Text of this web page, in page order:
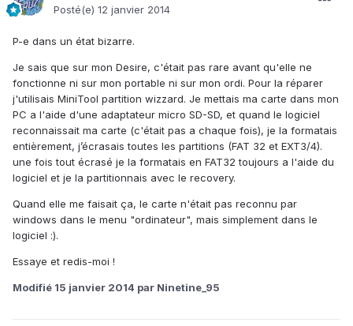
Posté(e) 12 janvier 2014
P-e dans un état bizarre.
Je sais que sur mon Desire, c'était pas rare avant qu'elle ne
fonctionne ni sur mon portable ni sur mon ordi. Pour la réparer
j'utilisais MiniTool partition wizzard. Je mettais ma carte dans mon
PC a l'aide d'une adaptateur micro SD-SD, et quand le logiciel
reconnaissait ma carte (c'était pas a chaque fois), je la formatais
entièrement, j’écrasais toutes les partitions (FAT 32 et EXT3/4).
une fois tout écrasé je la formatais en FAT32 toujours a l'aide du
logiciel et je la partitionnais avec le recovery.
Quand elle me faisait ça, le carte n'était pas reconnu par
windows dans le menu "ordinateur", mais simplement dans le
logiciel :).
Essaye et redis-moi !
Modifié 15 janvier 2014 par Ninetine_95